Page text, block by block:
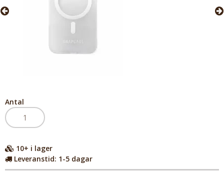
Antal
10+ i lager
Leveranstid: 1-5 dagar